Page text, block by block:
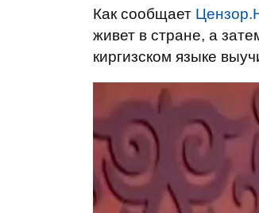
Как сообщает
живет в стране, а
киргизском языке